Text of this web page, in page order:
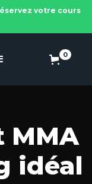
votre cours
0
MMA
idéal